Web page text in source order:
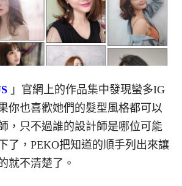
」官網上的作品集中發現蠻多IG
你也喜歡她們的髮型風格都可以
，只不過誰的設計師是哪位可能
了，PEKO把知道的順手列出來讓
就不清楚了。